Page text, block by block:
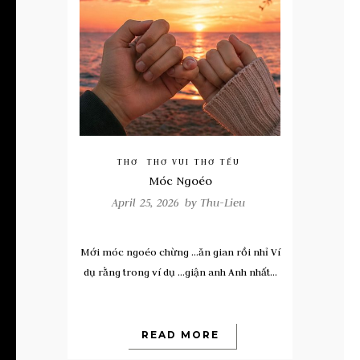
THƠ THƠ VUI THƠ TẾU
Móc Ngoéo
April 25, 2026 by Thu-Lieu
Mới móc ngoéo chừng …ăn gian rồi nhỉ Ví
dụ rằng trong ví dụ …giận anh Anh nhất...
READ MORE